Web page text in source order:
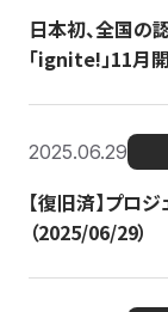
日本初、全国の
「ignite!」11月
2025.06.29
【復旧済】プロ
（2025/06/29）